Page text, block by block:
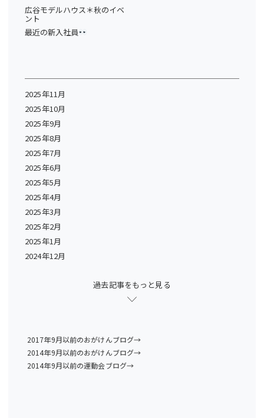
広谷モデルハウス＊秋のイベ
ント
最近の新入社員
2025年11月
2025年10月
2025年9月
2025年8月
2025年7月
2025年6月
2025年5月
2025年4月
2025年3月
2025年2月
2025年1月
2024年12月
過去記事をもっと見る
2017年9月以前のおがけんブログ→
2014年9月以前のおがけんブログ→
2014年9月以前の運動会ブログ→